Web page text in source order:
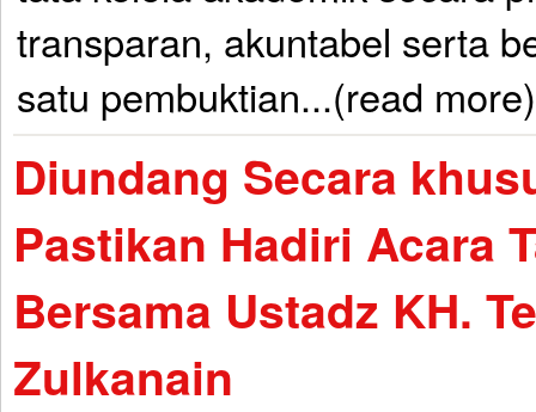
transparan, akuntabel serta
satu pembuktian...(read more)
Diundang Secara
Pastikan Hadiri Acara
Bersama Ustadz KH.
Zulkanain